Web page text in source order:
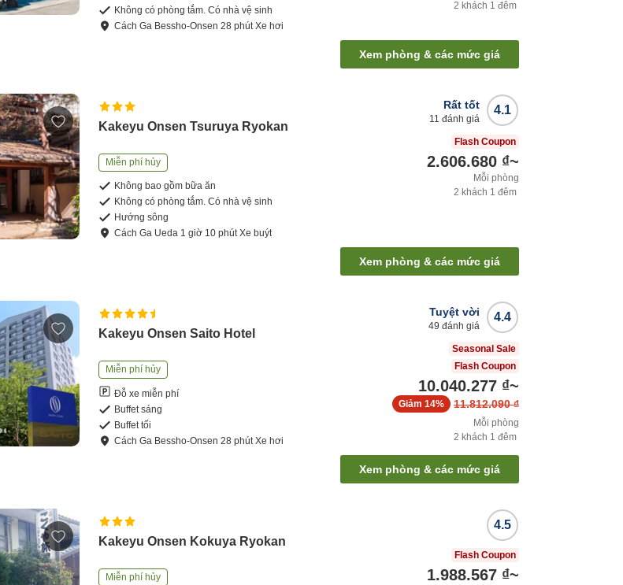
Không có phòng tắm. Có nhà vệ sinh
CáchGa Bessho-Onsen28 phútXe hơi
2 khách 1 đêm
Xem phòng & các mức giá
Kakeyu Onsen Tsuruya Ryokan
Miễn phí hủy
Không bao gồm bữa ăn
Không có phòng tắm. Có nhà vệ sinh
Hướng sông
CáchGa Ueda 1 giờ 10 phútXe buýt
4.1
Rất tốt
11 đánh giá
Flash Coupon
2.606.680 ₫~
Mỗi phòng
2 khách 1 đêm
Xem phòng & các mức giá
Kakeyu Onsen Saito Hotel
Miễn phí hủy
Đỗ xe miễn phí
Buffet sáng
Buffet tối
CáchGa Bessho-Onsen28 phútXe hơi
4.4
Tuyệt vời
49 đánh giá
Seasonal Sale
Flash Coupon
10.040.277 ₫~
11.812.090 ₫
Giảm 14%
Mỗi phòng
2 khách 1 đêm
Xem phòng & các mức giá
Kakeyu Onsen Kokuya Ryokan
Miễn phí hủy
4.5
Flash Coupon
1.988.567 ₫~